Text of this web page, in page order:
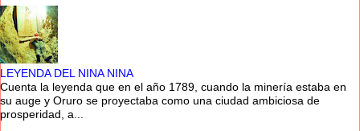
LEYENDA DEL NINA NINA
Cuenta la leyenda que en el año 1789, cuando la minería estaba en
su auge y Oruro se proyectaba como una ciudad ambiciosa de
prosperidad, a...